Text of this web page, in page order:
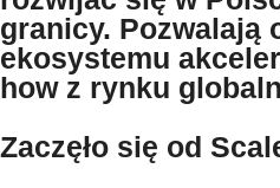
granicy. Pozwalają
ekosystemu
how z rynku
Zaczęło się od